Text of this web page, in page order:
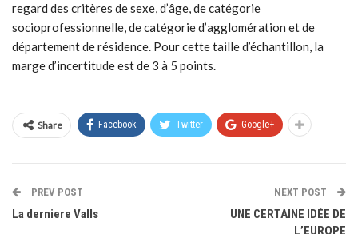
regard des critères de sexe, d’âge, de catégorie
socioprofessionnelle, de catégorie d’agglomération et de
département de résidence. Pour cette taille d’échantillon, la
marge d’incertitude est de 3 à 5 points.
Share Facebook Twitter Google+
PREV POST
La derniere Valls
NEXT POST
UNE CERTAINE IDÉE DE
L’EUROPE